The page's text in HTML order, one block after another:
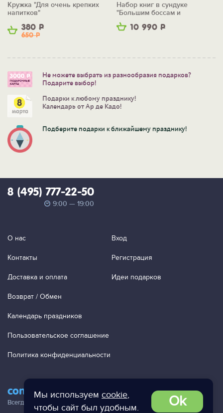
Мы используем cookie,
чтобы сайт был удобным.
Ok
380 Р
650Р
Кружка "Для очень крепких
напитков"
10 990 Р
Набор книг в сундуке
"Большим боссам и
маленьким"
Не можете выбрать из разнообразия подарков?
Подарите выбор!
Подарки к любому празднику!
Календарь от Ар де Кадо!
Подберите подарки к ближайшему празднику!
contact@ac-studio.ru
Всегда отвечаем на ваши письма!
8 (495) 777-22-50
9:00 — 19:00
О нас
Контакты
Доставка и оплата
Возврат / Обмен
Календарь праздников
Пользовательское соглашение
Политика конфиденциальности
Вход
Регистрация
Идеи подарков